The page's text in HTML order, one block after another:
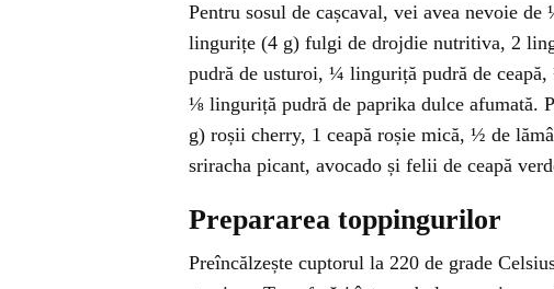
Pentru sosul de cașcaval, vei avea nevoie
lingurițe (4 g) fulgi de drojdie nutritiva, 2
pudră de usturoi, ¼ linguriță pudră de
⅛ linguriță pudră de paprika dulce afumată.
g) roșii cherry, 1 ceapă roșie mică, ½ de
sriracha picant, avocado și felii de ceapă
Prepararea toppingurilor
Preîncălzește cuptorul la 220 de grade